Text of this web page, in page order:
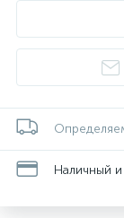
Наличный